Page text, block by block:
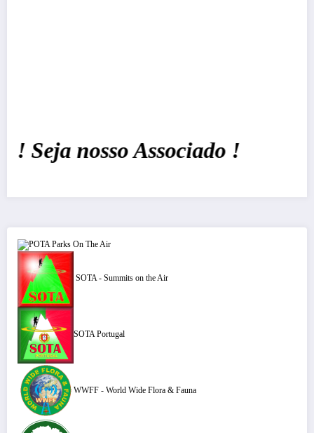
nosso Associado !
POTA Parks On The Air
SOTA - Summits on the Air
SOTA Portugal
WWFF - World Wide Flora & Fauna